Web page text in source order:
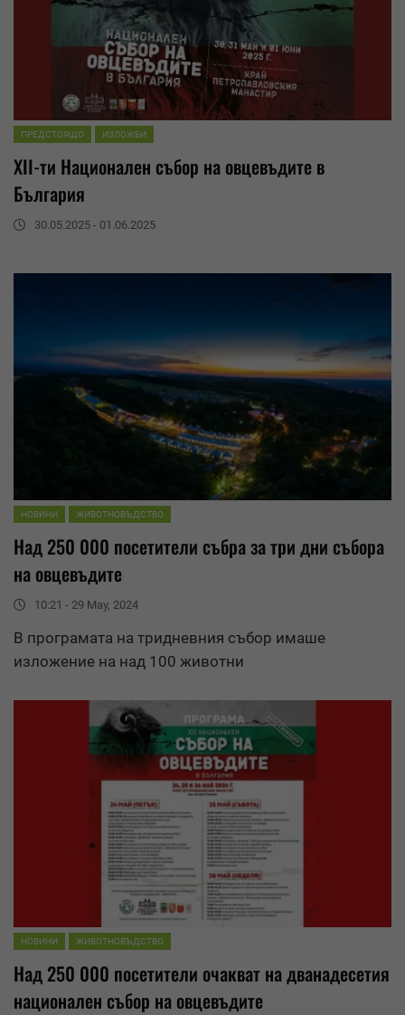
ПРЕДСТОЯЩО ИЗЛОЖБИ
XII-ти Национален събор на овцевъдите в
България
30.05.2025 - 01.06.2025
НОВИНИ ЖИВОТНОВЪДСТВО
Над 250 000 посетители събра за три дни събора
на овцевъдите
10:21 - 29 May, 2024
В програмата на тридневния събор имаше
изложение на над 100 животни
НОВИНИ ЖИВОТНОВЪДСТВО
Над 250 000 посетители очакват на дванадесетия
национален събор на овцевъдите